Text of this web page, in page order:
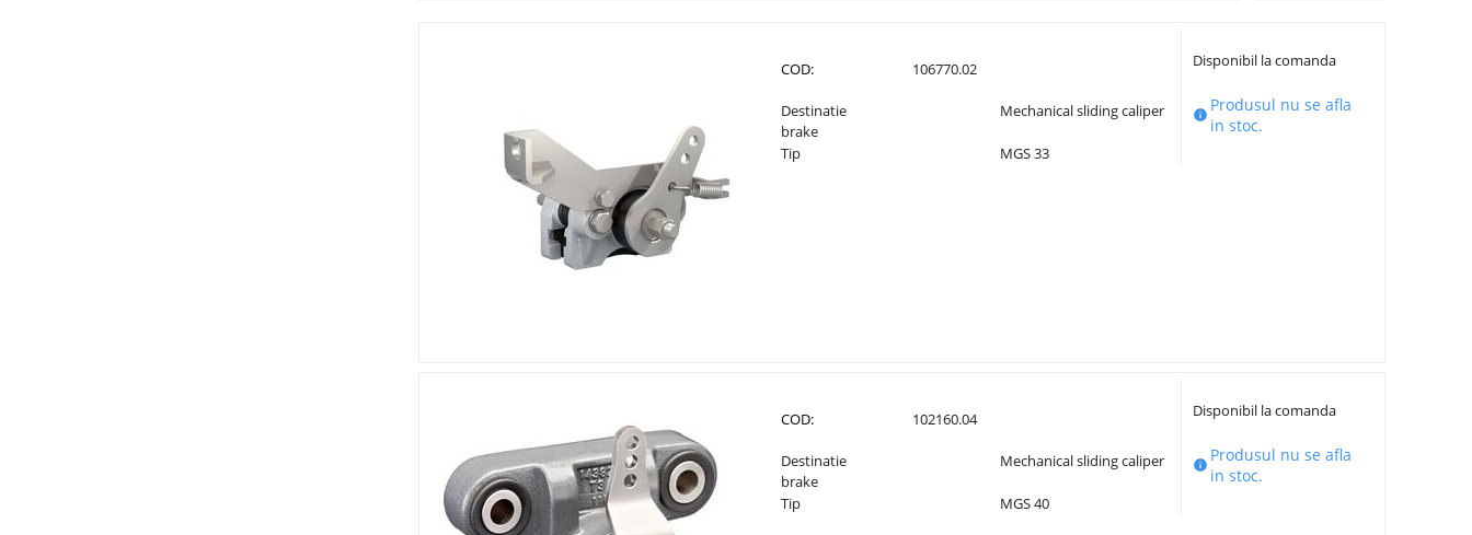
COD: 106770.02
Destinatie
Mechanical sliding caliper
brake
Tip
MGS 33
Disponibil la comanda
Produsul nu se afla
in stoc.

COD: 102160.04
Destinatie
Mechanical sliding caliper
brake
Tip
MGS 40
Disponibil la comanda
Produsul nu se afla
in stoc.
